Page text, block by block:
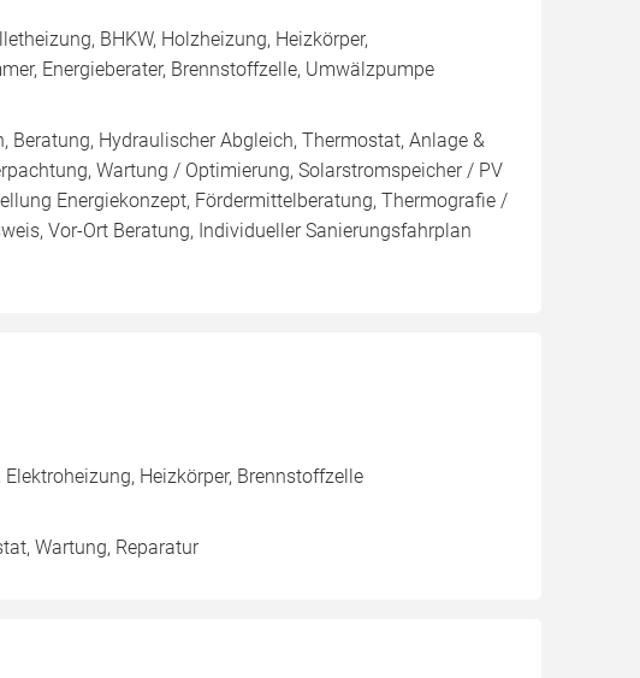
BHKW, Holzheizung, Heizkörper,
Energieberater, Brennstoffzelle, Umwälzpumpe
Hydraulischer Abgleich, Thermostat, Anlage &
Wartung / Optimierung, Solarstromspeicher / PV
Energiekonzept, Fördermittelberatung, Thermografie /
Vor-Ort Beratung, Individueller Sanierungsfahrplan
Heizkörper, Brennstoffzelle
Wartung, Reparatur